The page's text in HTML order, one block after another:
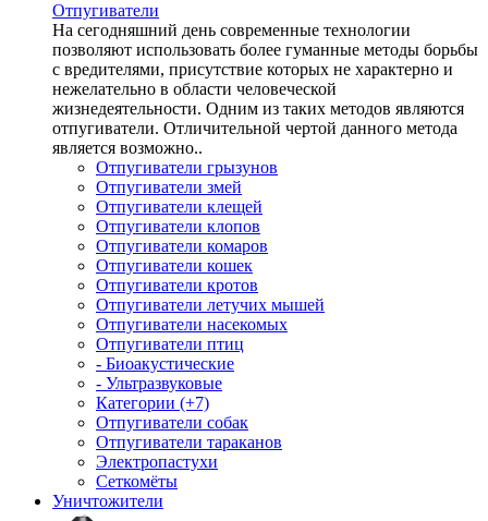
Отпугиватели
На сегодняшний день современные технологии
позволяют использовать более гуманные методы борьбы
с вредителями, присутствие которых не характерно и
нежелательно в области человеческой
жизнедеятельности. Одним из таких методов являются
отпугиватели. Отличительной чертой данного метода
является возможно..
Отпугиватели грызунов
Отпугиватели змей
Отпугиватели клещей
Отпугиватели клопов
Отпугиватели комаров
Отпугиватели кошек
Отпугиватели кротов
Отпугиватели летучих мышей
Отпугиватели насекомых
Отпугиватели птиц
- Биоакустические
- Ультразвуковые
Категории (+7)
Отпугиватели собак
Отпугиватели тараканов
Электропастухи
Сеткомёты
Уничтожители